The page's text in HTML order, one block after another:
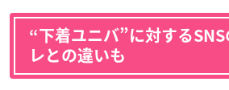
“下着ユニバ”に対する
レとの違いも